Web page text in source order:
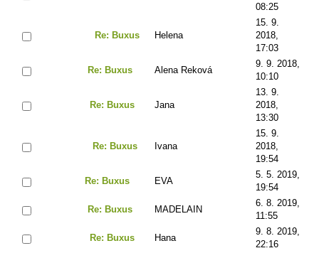
08:25
Re: Buxus Helena
15. 9.
2018,
17:03
Re: Buxus Alena Reková
9. 9. 2018,
10:10
Re: Buxus Jana
13. 9.
2018,
13:30
Re: Buxus Ivana
15. 9.
2018,
19:54
Re: Buxus EVA
5. 5. 2019,
19:54
Re: Buxus MADELAIN
6. 8. 2019,
11:55
Re: Buxus Hana
9. 8. 2019,
22:16